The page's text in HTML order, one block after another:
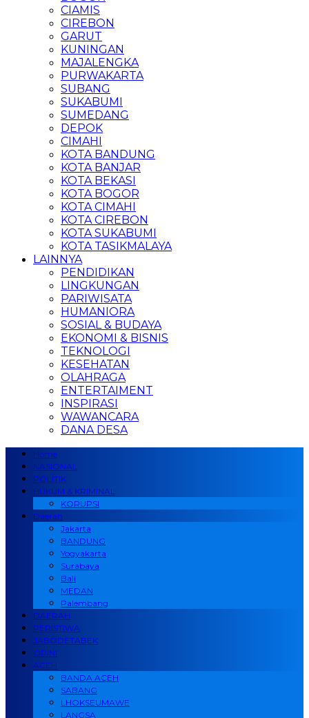
CIAMIS
CIREBON
GARUT
KUNINGAN
MAJALENGKA
PURWAKARTA
SUBANG
SUKABUMI
SUMEDANG
DEPOK
CIMAHI
KOTA BANDUNG
KOTA BANJAR
KOTA BEKASI
KOTA BOGOR
KOTA CIMAHI
KOTA CIREBON
KOTA SUKABUMI
KOTA TASIKMALAYA
LAINNYA
PENDIDIKAN
LINGKUNGAN
PARIWISATA
HUMANIORA
SOSIAL & BUDAYA
EKONOMI & BISNIS
TEKNOLOGI
KESEHATAN
OLAHRAGA
ENTERTAIMENT
INSPIRASI
WAWANCARA
DANA DESA
Home
NASIONAL
POLITIK
HUKUM & KRIMINAL
KORUPSI
Daerah
Jakarta
BANDUNG
Yogyakarta
Surabaya
Bali
MEDAN
Palembang
DAERAH
PERISTIWA
JABODETABEK
OPINI
ACEH
BANDA ACEH
SABANG
LHOKSEUMAWE
LANGSA